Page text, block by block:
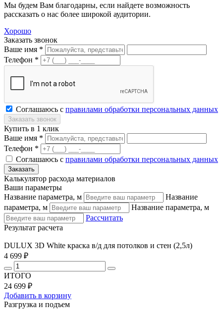
Мы будем Вам благодарны, если найдете возможность
рассказать о нас более широкой аудитории.
Хорошо
Заказать звонок
Ваше имя *
Телефон *
Соглашаюсь с правилами обработки персональных данных
Купить в 1 клик
Ваше имя *
Телефон *
Соглашаюсь с правилами обработки персональных данных
Калькулятор расхода материалов
Ваши параметры
Название параметра, м
Название
параметра, м
Название параметра, м
Рассчитать
Результат расчета
DULUX 3D White краска в/д для потолков и стен (2,5л)
4 699 ₽
ИТОГО
24 699 ₽
Добавить в корзину
Разгрузка и подъем